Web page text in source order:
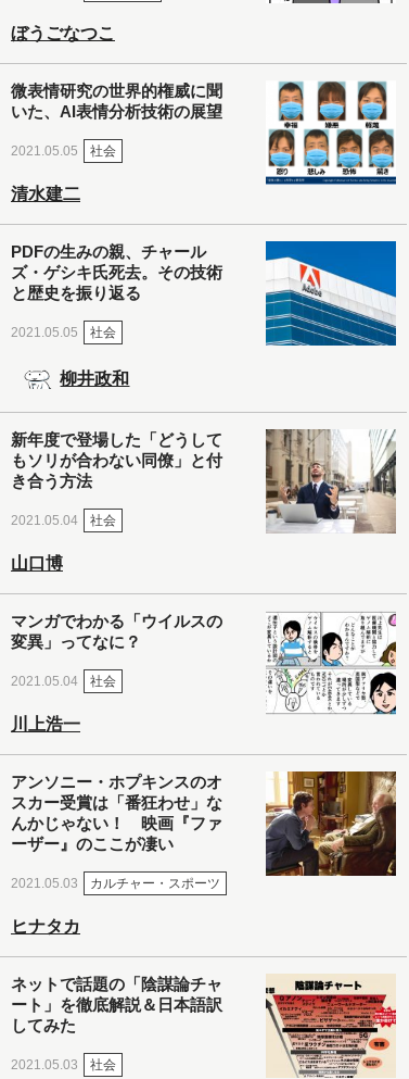
ぼうごなつこ
微表情研究の世界的権威に聞
いた、AI表情分析技術の展望
2021.05.05 社会
清水建二
PDFの生みの親、チャール
ズ・ゲシキ氏死去。その技術
と歴史を振り返る
2021.05.05 社会
柳井政和
新年度で登場した「どうして
もソリが合わない同僚」と付
き合う方法
2021.05.04 社会
山口博
マンガでわかる「ウイルスの
変異」ってなに？
2021.05.04 社会
川上浩一
アンソニー・ホプキンスのオ
スカー受賞は「番狂わせ」な
んかじゃない！ 映画『ファ
ーザー』のここが凄い
2021.05.03 カルチャー・スポーツ
ヒナタカ
ネットで話題の「陰謀論チャ
ート」を徹底解説＆日本語訳
してみた
2021.05.03 社会